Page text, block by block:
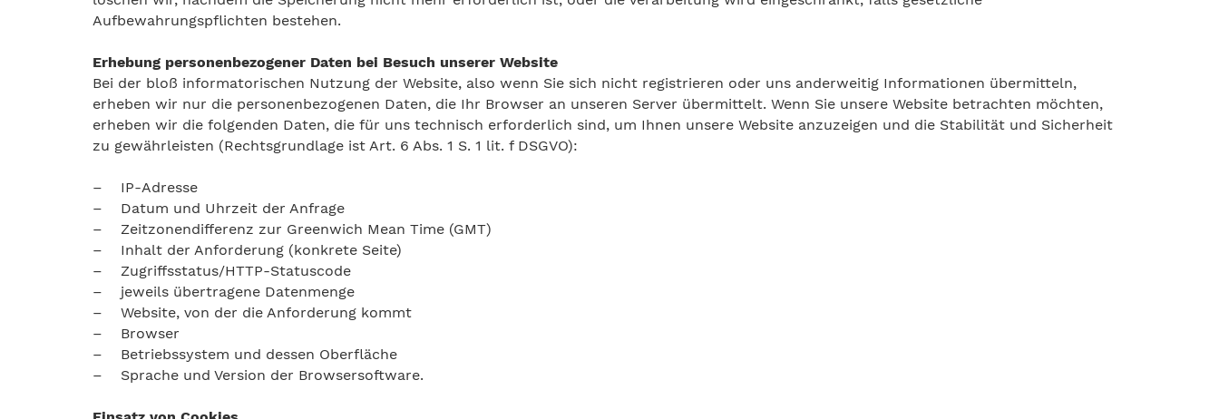
Aufbewahrungspflichten bestehen.
Erhebung personenbezogener Daten bei Besuch unserer Website
Bei der bloß informatorischen Nutzung der Website, also wenn Sie sich nicht registrieren oder uns anderweitig Informationen übermitteln,
erheben wir nur die personenbezogenen Daten, die Ihr Browser an unseren Server übermittelt. Wenn Sie unsere Website betrachten möchten,
erheben wir die folgenden Daten, die für uns technisch erforderlich sind, um Ihnen unsere Website anzuzeigen und die Stabilität und Sicherheit
zu gewährleisten (Rechtsgrundlage ist Art. 6 Abs. 1 S. 1 lit. f DSGVO):
– IP-Adresse
– Datum und Uhrzeit der Anfrage
– Zeitzonendifferenz zur Greenwich Mean Time (GMT)
– Inhalt der Anforderung (konkrete Seite)
– Zugriffsstatus/HTTP-Statuscode
– jeweils übertragene Datenmenge
– Website, von der die Anforderung kommt
– Browser
– Betriebssystem und dessen Oberfläche
– Sprache und Version der Browsersoftware.